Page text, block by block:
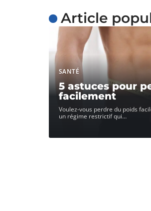
Article
SANTÉ
5 astuces pour
facilement
Voulez-vous perdre du poids
un régime restrictif qui…